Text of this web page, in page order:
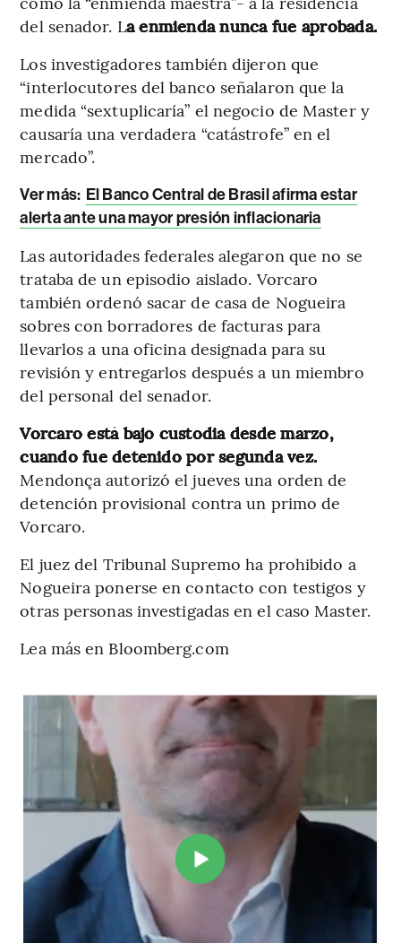
del senador. La enmienda nunca fue aprobada.
Los investigadores también dijeron que
“interlocutores del banco señalaron que la
medida “sextuplicaría” el negocio de Master y
causaría una verdadera “catástrofe” en el
mercado”.
Ver más: El Banco Central de Brasil afirma estar
alerta ante una mayor presión inflacionaria
Las autoridades federales alegaron que no se
trataba de un episodio aislado. Vorcaro
también ordenó sacar de casa de Nogueira
sobres con borradores de facturas para
llevarlos a una oficina designada para su
revisión y entregarlos después a un miembro
del personal del senador.
Vorcaro está bajo custodia desde marzo,
cuando fue detenido por segunda vez.
Mendonça autorizó el jueves una orden de
detención provisional contra un primo de
Vorcaro.
El juez del Tribunal Supremo ha prohibido a
Nogueira ponerse en contacto con testigos y
otras personas investigadas en el caso Master.
Lea más en Bloomberg.com